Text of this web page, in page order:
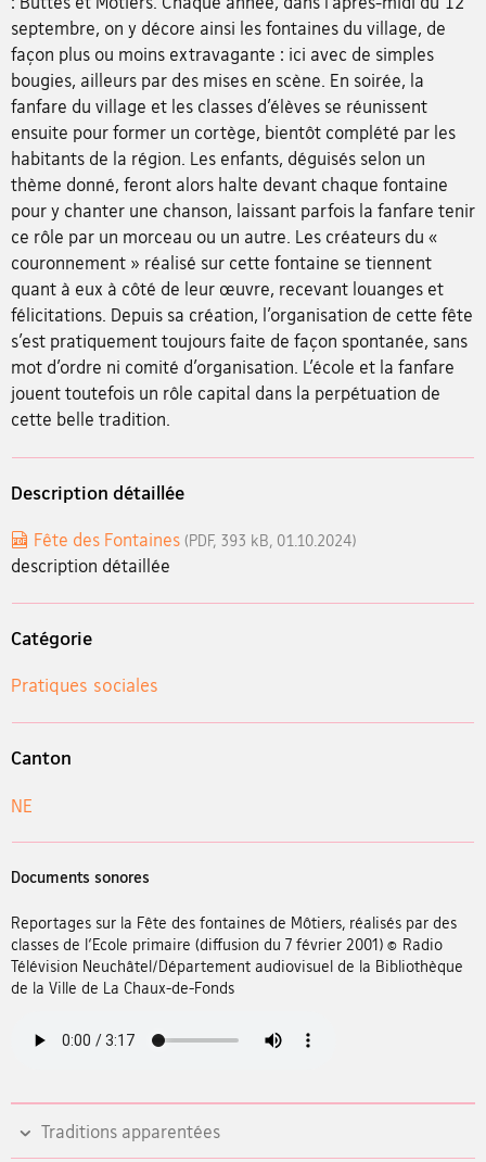
septembre, on y décore ainsi les fontaines du village, de
façon plus ou moins extravagante : ici avec de simples
bougies, ailleurs par des mises en scène. En soirée, la
fanfare du village et les classes d’élèves se réunissent
ensuite pour former un cortège, bientôt complété par les
habitants de la région. Les enfants, déguisés selon un
thème donné, feront alors halte devant chaque fontaine
pour y chanter une chanson, laissant parfois la fanfare tenir
ce rôle par un morceau ou un autre. Les créateurs du «
couronnement » réalisé sur cette fontaine se tiennent
quant à eux à côté de leur œuvre, recevant louanges et
félicitations. Depuis sa création, l’organisation de cette fête
s’est pratiquement toujours faite de façon spontanée, sans
mot d’ordre ni comité d’organisation. L’école et la fanfare
jouent toutefois un rôle capital dans la perpétuation de
cette belle tradition.
Description détaillée
Fête des Fontaines (PDF, 393 kB, 01.10.2024)
description détaillée
Catégorie
Pratiques sociales
Canton
NE
Documents sonores
Reportages sur la Fête des fontaines de Môtiers, réalisés par des
classes de l‘Ecole primaire (diffusion du 7 février 2001) © Radio
Télévision Neuchâtel/Département audiovisuel de la Bibliothèque
de la Ville de La Chaux-de-Fonds
Traditions apparentées